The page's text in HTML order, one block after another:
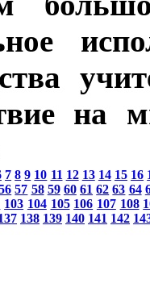
7 8 9 10 11 12 13 14 15 16
57 58 59 60 61 62 63 64
103 104 105 106 107 108
138 139 140 141 142